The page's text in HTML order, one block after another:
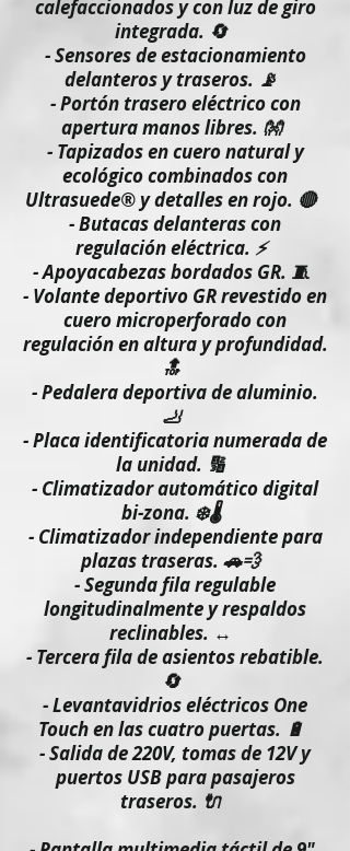
calefaccionados y con luz de giro
integrada. 🔄
- Sensores de estacionamiento
delanteros y traseros. 📡
- Portón trasero eléctrico con
apertura manos libres. 👐
- Tapizados en cuero natural y
ecológico combinados con
Ultrasuede® y detalles en rojo. 🔴
- Butacas delanteras con
regulación eléctrica. ⚡
- Apoyacabezas bordados GR. 🧵
- Volante deportivo GR revestido en
cuero microperforado con
regulación en altura y profundidad.
🔝
- Pedalera deportiva de aluminio.
🦶
- Placa identificatoria numerada de
la unidad. 🔢
- Climatizador automático digital
bi-zona. ❄️🌡️
- Climatizador independiente para
plazas traseras. 🚗💨
- Segunda fila regulable
longitudinalmente y respaldos
reclinables. ↔️
- Tercera fila de asientos rebatible.
🔄
- Levantavidrios eléctricos One
Touch en las cuatro puertas. 🔋
- Salida de 220V, tomas de 12V y
puertos USB para pasajeros
traseros. 🔌